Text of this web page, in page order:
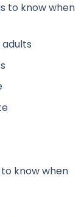
to know when
know when